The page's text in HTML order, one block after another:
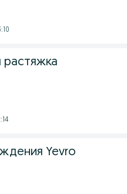
растяжка
Yevro